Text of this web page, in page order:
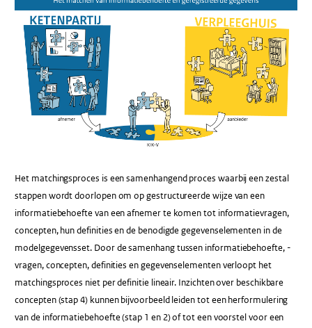
Het matchingsproces is een samenhangend proces waarbij een zestal
stappen wordt doorlopen om op gestructureerde wijze van een
informatiebehoefte van een afnemer te komen tot informatievragen,
concepten, hun definities en de benodigde gegevenselementen in de
modelgegevensset. Door de samenhang tussen informatiebehoefte, -
vragen, concepten, definities en gegevenselementen verloopt het
matchingsproces niet per definitie lineair. Inzichten over beschikbare
concepten (stap 4) kunnen bijvoorbeeld leiden tot een herformulering
van de informatiebehoefte (stap 1 en 2) of tot een voorstel voor een